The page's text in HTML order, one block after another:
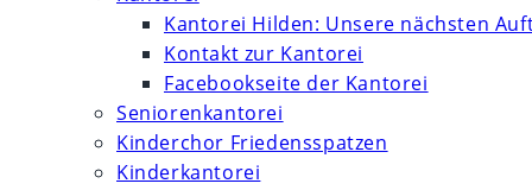
Kantorei Hilden: Unsere nächsten
Kontakt zur Kantorei
Facebookseite der Kantorei
Seniorenkantorei
Kinderchor Friedensspatzen
Kinderkantorei